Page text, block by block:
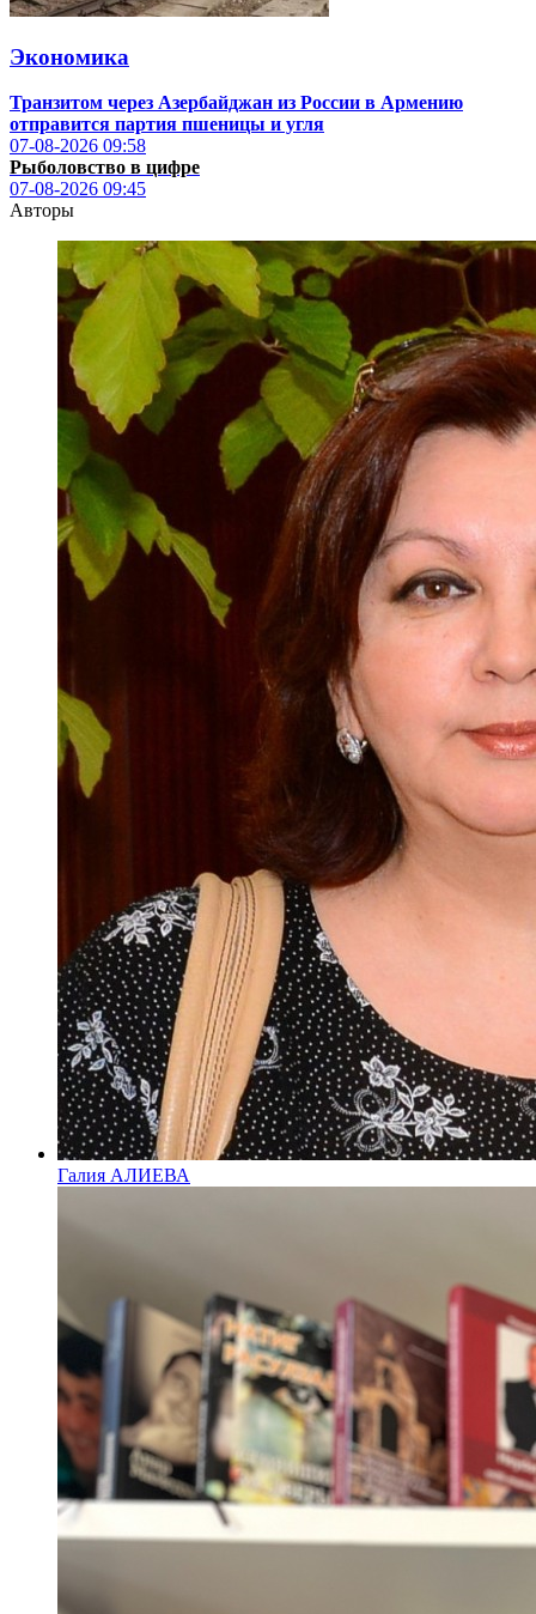
Экономика
Транзитом через Азербайджан из России в Армению
отправится партия пшеницы и угля
07-08-2026 09:58
Рыболовство в цифре
07-08-2026 09:45
Авторы
Галия АЛИЕВА